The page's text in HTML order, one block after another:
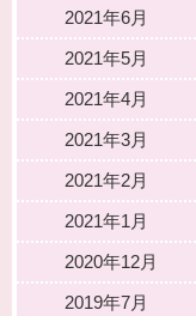
2021年6月
2021年5月
2021年4月
2021年3月
2021年2月
2021年1月
2020年12月
2019年7月